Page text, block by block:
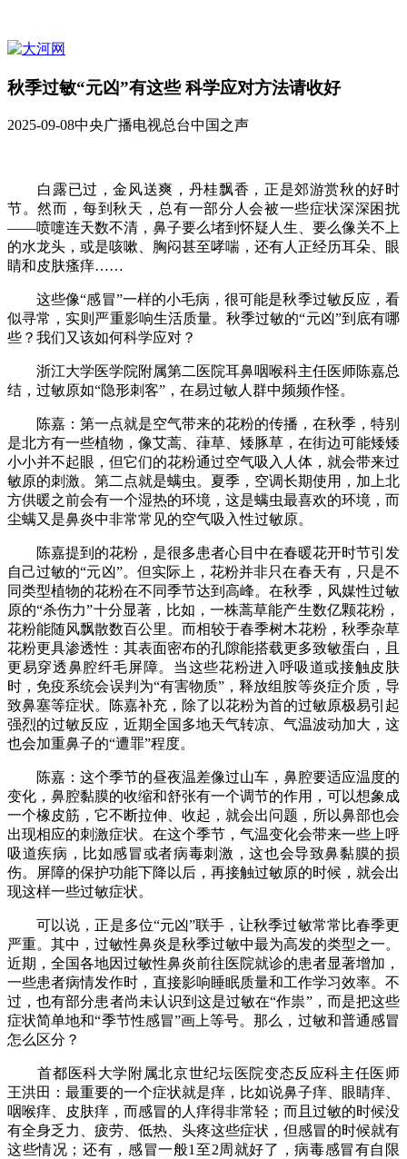
秋季过敏“元凶”有这些 科学应对方法请收好
2025-09-08中央广播电视总台中国之声
白露已过，金风送爽，丹桂飘香，正是郊游赏秋的好时
节。然而，每到秋天，总有一部分人会被一些症状深深困扰
——喷嚏连天数不清，鼻子要么堵到怀疑人生、要么像关不上
的水龙头，或是咳嗽、胸闷甚至哮喘，还有人正经历耳朵、眼
睛和皮肤瘙痒……
这些像“感冒”一样的小毛病，很可能是秋季过敏反应，看
似寻常，实则严重影响生活质量。秋季过敏的“元凶”到底有哪
些？我们又该如何科学应对？
浙江大学医学院附属第二医院耳鼻咽喉科主任医师陈嘉总
结，过敏原如“隐形刺客”，在易过敏人群中频频作怪。
陈嘉：第一点就是空气带来的花粉的传播，在秋季，特别
是北方有一些植物，像艾蒿、葎草、矮豚草，在街边可能矮矮
小小并不起眼，但它们的花粉通过空气吸入人体，就会带来过
敏原的刺激。第二点就是螨虫。夏季，空调长期使用，加上北
方供暖之前会有一个湿热的环境，这是螨虫最喜欢的环境，而
尘螨又是鼻炎中非常常见的空气吸入性过敏原。
陈嘉提到的花粉，是很多患者心目中在春暖花开时节引发
自己过敏的“元凶”。但实际上，花粉并非只在春天有，只是不
同类型植物的花粉在不同季节达到高峰。在秋季，风媒性过敏
原的“杀伤力”十分显著，比如，一株蒿草能产生数亿颗花粉，
花粉能随风飘散数百公里。而相较于春季树木花粉，秋季杂草
花粉更具渗透性：其表面密布的孔隙能搭载更多致敏蛋白，且
更易穿透鼻腔纤毛屏障。当这些花粉进入呼吸道或接触皮肤
时，免疫系统会误判为“有害物质”，释放组胺等炎症介质，导
致鼻塞等症状。陈嘉补充，除了以花粉为首的过敏原极易引起
强烈的过敏反应，近期全国多地天气转凉、气温波动加大，这
也会加重鼻子的“遭罪”程度。
陈嘉：这个季节的昼夜温差像过山车，鼻腔要适应温度的
变化，鼻腔黏膜的收缩和舒张有一个调节的作用，可以想象成
一个橡皮筋，它不断拉伸、收起，就会出问题，所以鼻部也会
出现相应的刺激症状。在这个季节，气温变化会带来一些上呼
吸道疾病，比如感冒或者病毒刺激，这也会导致鼻黏膜的损
伤。屏障的保护功能下降以后，再接触过敏原的时候，就会出
现这样一些过敏症状。
可以说，正是多位“元凶”联手，让秋季过敏常常比春季更
严重。其中，过敏性鼻炎是秋季过敏中最为高发的类型之一。
近期，全国各地因过敏性鼻炎前往医院就诊的患者显著增加，
一些患者病情发作时，直接影响睡眠质量和工作学习效率。不
过，也有部分患者尚未认识到这是过敏在“作祟”，而是把这些
症状简单地和“季节性感冒”画上等号。那么，过敏和普通感冒
怎么区分？
首都医科大学附属北京世纪坛医院变态反应科主任医师
王洪田：最重要的一个症状就是痒，比如说鼻子痒、眼睛痒、
咽喉痒、皮肤痒，而感冒的人痒得非常轻；而且过敏的时候没
有全身乏力、疲劳、低热、头疼这些症状，但感冒的时候就有
这些情况；还有，感冒一般1至2周就好了，病毒感冒有自限